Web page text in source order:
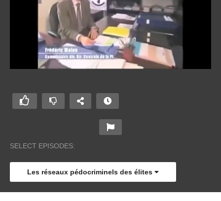
SELECT EPISODES:
Les réseaux pédocriminels des élites